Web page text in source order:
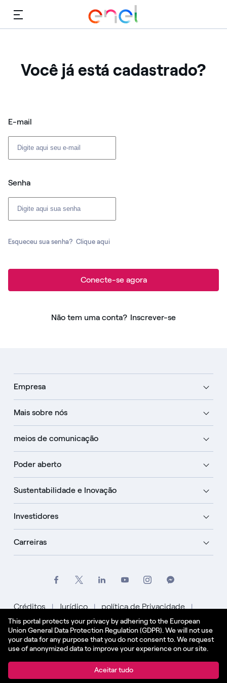
This portal protects your privacy by adhering to the European
Union General Data Protection Regulation (GDPR). We will not use
your data for any purpose that you do not consent to. We request
use of anonymized data to improve your experience on our site.
Aceitar tudo
Cardápio
Você já está cadastrado?
Login: usuário e senha
E-mail
Senha
Esqueceu sua senha? Clique aqui
Conecte-se agora
Não tem uma conta? Inscrever-se
Empresa
Mais sobre nós
meios de comunicação
Poder aberto
Sustentabilidade e Inovação
Investidores
Carreiras
Créditos Jurídico
política de Privacidade
Política de Cookies
Português
© Enel Spa Todos os direitos reservados Enel Spa